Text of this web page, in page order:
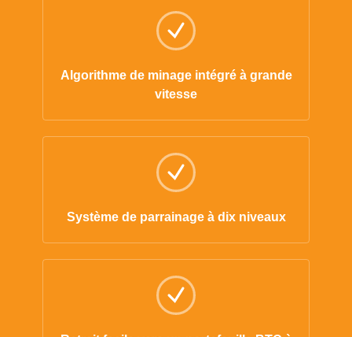
Algorithme de minage intégré à grande
vitesse
Système de parrainage à dix niveaux